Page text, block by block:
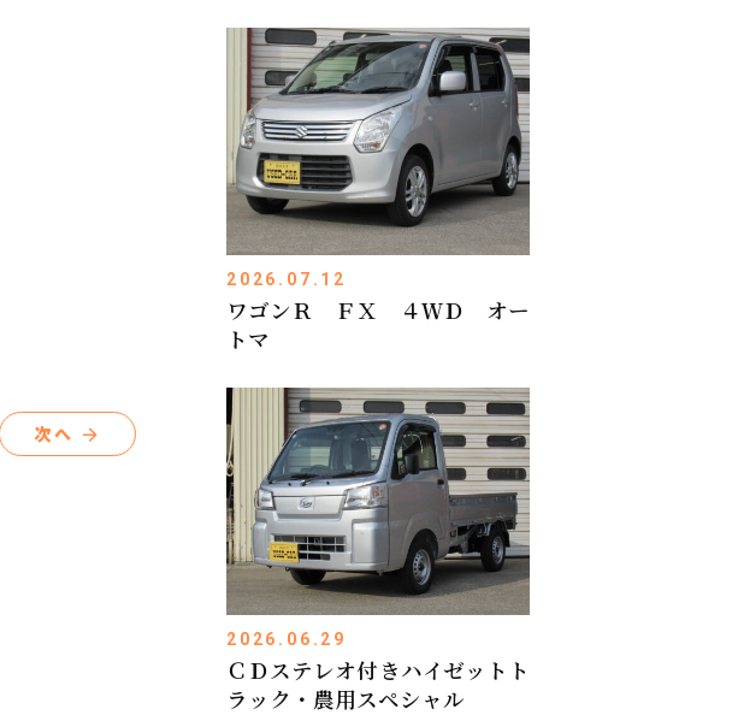
次へ arrow_forward
2026.07.12
ワゴンＲ ＦＸ ４ＷＤ オー
トマ
2026.06.29
ＣＤステレオ付きハイゼットト
ラック・農用スペシャル